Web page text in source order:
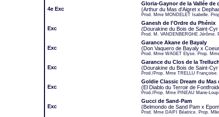
4e Exc
Gloria-Gaynor de la Vallée de
(Arthur du Mas d'Aigret x
Prod. Mme MONDELET Isabelle.
Exc
Ganesh de l'Ordre du Phénix
(Dourakine du Bois de Saint-
Prod. M. VANDENBERGHE Jérôme.
Exc
Garance Akane de Bayaly
(Don Vaquero de Bayaly x
Prod. Mme WAGET Elyse. Prop.
Exc
Garance du Clos de la
(Dourakine du Bois de Saint-
Prod./Prop. Mme TRELLU Françoise.
Exc
Goldie Classic Dream du Mas
(El Diablo du Terroir de
Prod./Prop. Mme PINEAU Marie-
Exc
Gucci de Sand-Pam
(Belmondo de Sand Pam x
Prod. Mme DAIFI Béatrice. Prop.